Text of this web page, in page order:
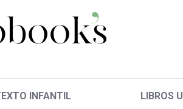
INFANTIL LIBROS